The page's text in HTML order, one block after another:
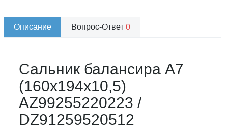
Описание Вопрос-Ответ0
Сальник балансира А7
(160х194х10,5)
AZ99255220223 /
DZ91259520512